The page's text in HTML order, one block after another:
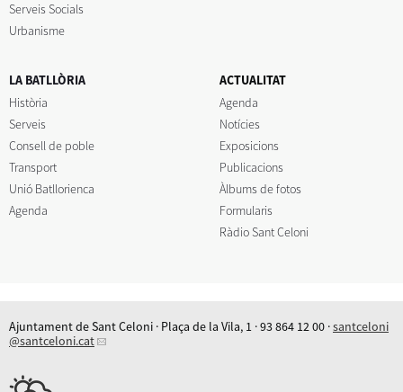
Serveis Socials
Urbanisme
LA BATLLÒRIA
Història
Serveis
Consell de poble
Transport
Unió Batllorienca
Agenda
ACTUALITAT
Agenda
Notícies
Exposicions
Publicacions
Àlbums de fotos
Formularis
Ràdio Sant Celoni
Ajuntament de Sant Celoni · Plaça de la Vila, 1 · 93 864 12 00 ·santceloni
@santceloni.cat